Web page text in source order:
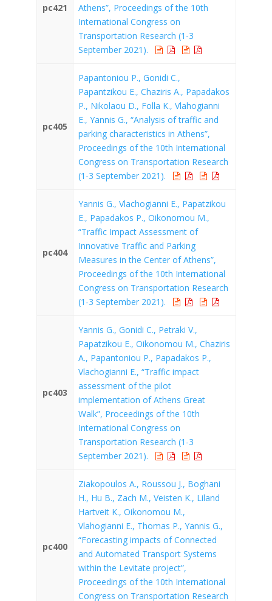
pc421
Athens”, Proceedings of the 10th
International Congress on
Transportation Research (1-3
September 2021).
pc405
Papantoniou P., Gonidi C.,
Papantzikou E., Chaziris A., Papadakos
P., Nikolaou D., Folla K., Vlahogianni
E., Yannis G., “Analysis of traffic and
parking characteristics in Athens”,
Proceedings of the 10th International
Congress on Transportation Research
(1-3 September 2021).
pc404
Yannis G., Vlachogianni E., Papatzikou
E., Papadakos P., Oikonomou M.,
“Traffic Impact Assessment of
Innovative Traffic and Parking
Measures in the Center of Athens”,
Proceedings of the 10th International
Congress on Transportation Research
(1-3 September 2021).
pc403
Yannis G., Gonidi C., Petraki V.,
Papatzikou E., Oikonomou M., Chaziris
A., Papantoniou P., Papadakos P.,
Vlachogianni E., “Traffic impact
assessment of the pilot
implementation of Athens Great
Walk”, Proceedings of the 10th
International Congress on
Transportation Research (1-3
September 2021).
pc400
Ziakopoulos A., Roussou J., Boghani
H., Hu B., Zach M., Veisten K., Liland
Hartveit K., Oikonomou M.,
Vlahogianni E., Thomas P., Yannis G.,
“Forecasting impacts of Connected
and Automated Transport Systems
within the Levitate project”,
Proceedings of the 10th International
Congress on Transportation Research